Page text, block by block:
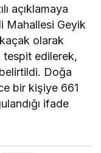
açıklamaya
Mahallesi Geyik
olarak
tespit edilerek,
Doğa
bir kişiye 661
ifade